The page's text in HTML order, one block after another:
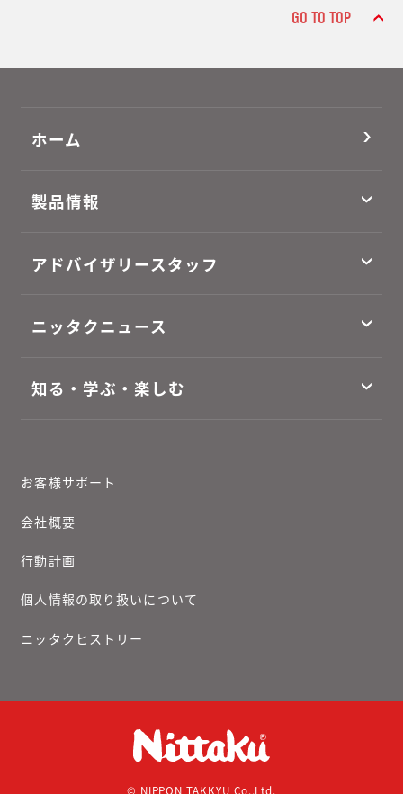
GO TO TOP
ホーム
製品情報
アドバイザリースタッフ
ニッタクニュース
知る・学ぶ・楽しむ
お客様サポート
会社概要
行動計画
個人情報の取り扱いについて
ニッタクヒストリー
© NIPPON TAKKYU Co.,Ltd.